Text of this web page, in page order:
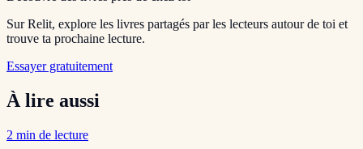
Sur Relit, explore les livres partagés par les lecteurs autour de toi et
trouve ta prochaine lecture.
Essayer gratuitement
À lire aussi
2 min de lecture